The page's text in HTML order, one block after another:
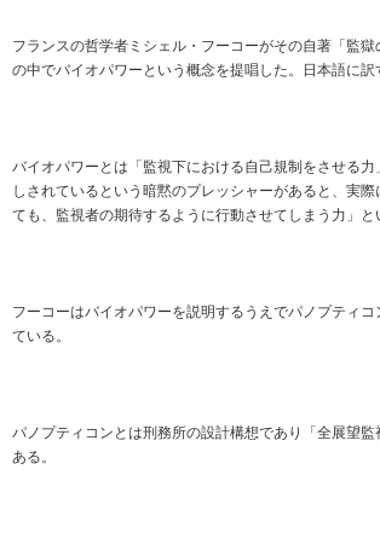
フランスの哲学者ミシェル・フーコーがその自著「監獄
の中でバイオパワーという概念を提唱した。日本語に訳
バイオパワーとは「監視下における自己規制をさせる
しされているという暗黙のプレッシャーがあると、実際
ても、監視者の期待するように行動させてしまう力」と
フーコーはバイオパワーを説明するうえでパノプティコ
ている。
パノプティコンとは刑務所の設計構想であり「全展望
ある。